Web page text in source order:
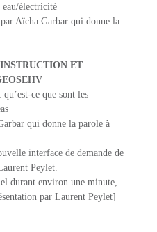
eau/électricité
Aïcha Garbar qui donne la
ET
ce que sont les
qui donne la parole à
interface de demande de
Peylet.
durant environ une minute,
par Laurent Peylet]